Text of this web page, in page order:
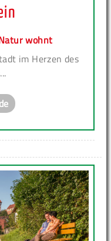
wohnt
im Herzen des